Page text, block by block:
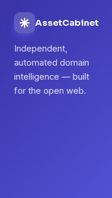
AssetCabinet
Independent,
automated domain
intelligence — built
for the open web.